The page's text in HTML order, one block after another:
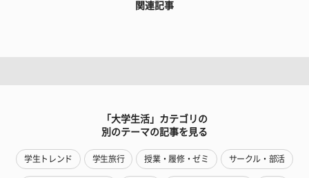
関連記事
「大学生活」カテゴリの
別のテーマの記事を見る
学生トレンド 学生旅行 授業・履修・ゼミ サークル・部活